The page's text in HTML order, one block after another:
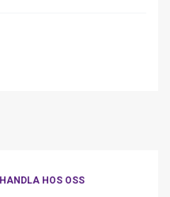
HANDLA HOS OSS